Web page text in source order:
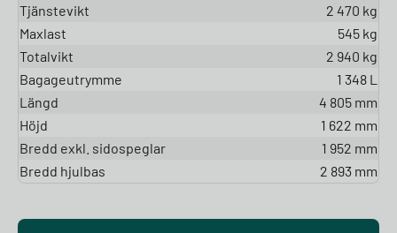
Tjänstevikt
2 470 kg
Maxlast
545 kg
Totalvikt
2 940 kg
Bagageutrymme
1 348 L
Längd
4 805 mm
Höjd
1 622 mm
Bredd exkl. sidospeglar
1 952 mm
Bredd hjulbas
2 893 mm